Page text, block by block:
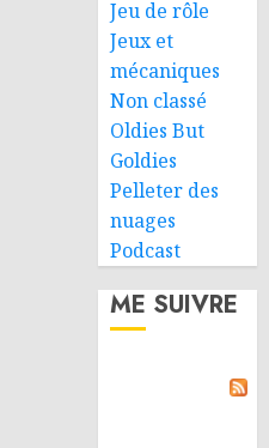
Jeu de rôle
Jeux et
mécaniques
Non classé
Oldies But
Goldies
Pelleter des
nuages
Podcast
ME SUIVRE